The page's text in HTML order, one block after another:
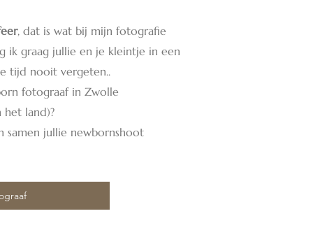
, dat is wat bij mijn fotografie
ik graag jullie en je kleintje in een
tijd nooit vergeten..
fotograaf in Zwolle
het land)?
samen jullie newbornshoot